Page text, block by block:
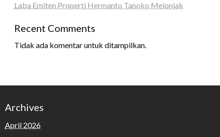
Laba Emiten Properti Hermanto Tanoko Melonjak
Recent Comments
Tidak ada komentar untuk ditampilkan.
Archives
April 2026